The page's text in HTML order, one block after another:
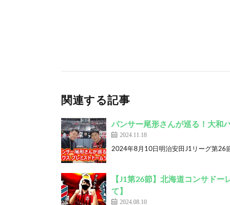
関連する記事
パンサー尾形さんが巡る！大和
2024.11.18
2024年8月10日明治安田J1リーグ第26
【J1第26節】北海道コンサド
て】
2024.08.10